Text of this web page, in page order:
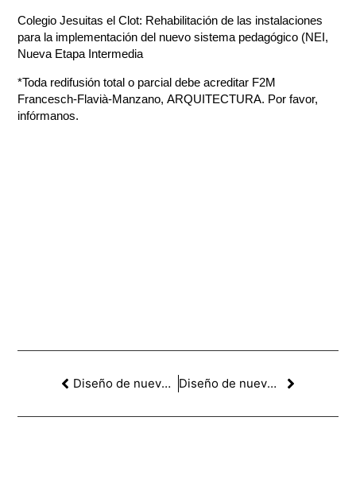
Colegio Jesuitas el Clot: Rehabilitación de las instalaciones
para la implementación del nuevo sistema pedagógico (NEI,
Nueva Etapa Intermedia
*Toda redifusión total o parcial debe acreditar F2M
Francesch-Flavià-Manzano, ARQUITECTURA. Por favor,
infórmanos.
Diseño de nuevos espacios de aprendizaje, (NEI) Colegio Jesuitas Raimat Diseño de nuevos espacios de aprendizaje, (MOPI) Colegio Jesuitas Raimat